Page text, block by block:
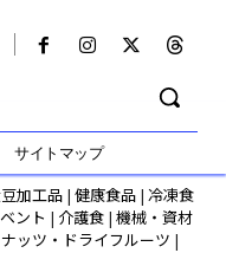
サイトマップ
加工品 | 健康食品 | 冷凍食
ント | 介護食 | 機械・資材
ナッツ・ドライフルーツ |